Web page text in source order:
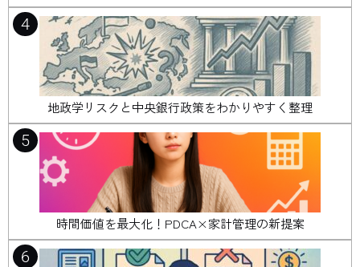
4
地政学リスクと中央銀行政策をわかりやすく整理
5
時間価値を最大化！PDCA×家計管理の新提案
6